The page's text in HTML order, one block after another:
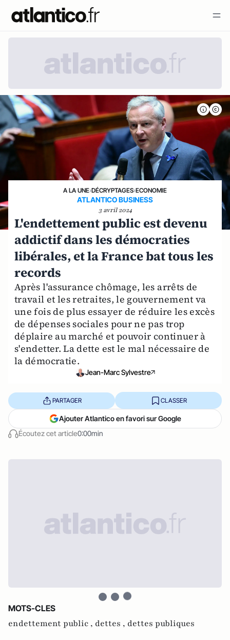
A LA UNE›DÉCRYPTAGES›ECONOMIE
ATLANTICO BUSINESS
3 avril 2024
L'endettement public est devenu
addictif dans les démocraties
libérales, et la France bat tous les
records
Après l'assurance chômage, les arrêts de
travail et les retraites, le gouvernement va
une fois de plus essayer de réduire les excès
de dépenses sociales pour ne pas trop
déplaire au marché et pouvoir continuer à
s'endetter. La dette est le mal nécessaire de
la démocratie.
Jean-Marc Sylvestre
Écoutez cet article0:00min
PARTAGER CLASSER
Ajouter Atlantico en favori sur Google
MOTS-CLES
endettement public , dettes , dettes publiques